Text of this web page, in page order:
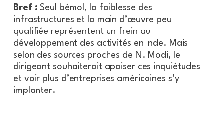
Bref : Seul bémol, la faiblesse des
infrastructures et la main d’œuvre peu
qualifiée représentent un frein au
développement des activités en Inde. Mais
selon des sources proches de N. Modi, le
dirigeant souhaiterait apaiser ces inquiétudes
et voir plus d’entreprises américaines s’y
implanter.